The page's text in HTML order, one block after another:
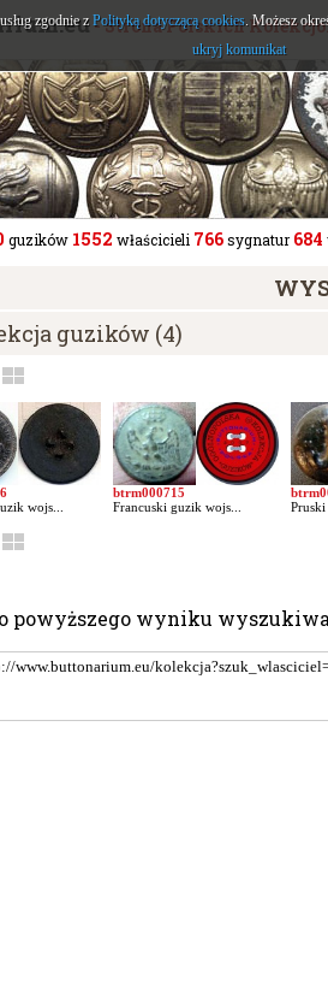
- Strona Polskich
guzików 1552 właścicieli 766sygnatur684
guzików (4)
wojs...
btrm000715
Francuski guzik wojs...
Pruski
powyższego wyniku
zgodnie z Polityką dotyczącą cookies. Możesz
ukryj komunikat